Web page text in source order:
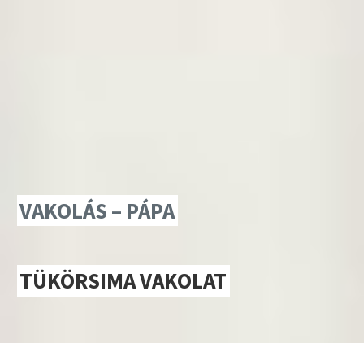
VAKOLÁS – PÁPA
TÜKÖRSIMA VAKOLAT